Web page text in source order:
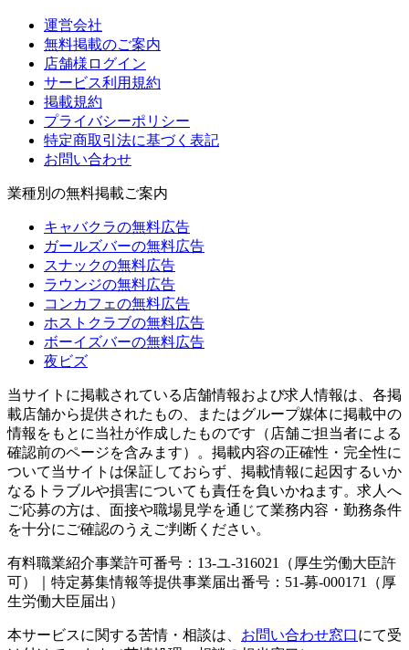
運営会社
無料掲載のご案内
店舗様ログイン
サービス利用規約
掲載規約
プライバシーポリシー
特定商取引法に基づく表記
お問い合わせ
業種別の無料掲載ご案内
キャバクラの無料広告
ガールズバーの無料広告
スナックの無料広告
ラウンジの無料広告
コンカフェの無料広告
ホストクラブの無料広告
ボーイズバーの無料広告
夜ビズ
当サイトに掲載されている店舗情報および求人情報は、各掲
載店舗から提供されたもの、またはグループ媒体に掲載中の
情報をもとに当社が作成したものです（店舗ご担当者による
確認前のページを含みます）。掲載内容の正確性・完全性に
ついて当サイトは保証しておらず、掲載情報に起因するいか
なるトラブルや損害についても責任を負いかねます。求人へ
ご応募の方は、面接や職場見学を通じて業務内容・勤務条件
を十分にご確認のうえご判断ください。
有料職業紹介事業許可番号：13-ユ-316021（厚生労働大臣許
可）｜特定募集情報等提供事業届出番号：51-募-000171（厚
生労働大臣届出）
本サービスに関する苦情・相談は、 お問い合わせ窓口にて受